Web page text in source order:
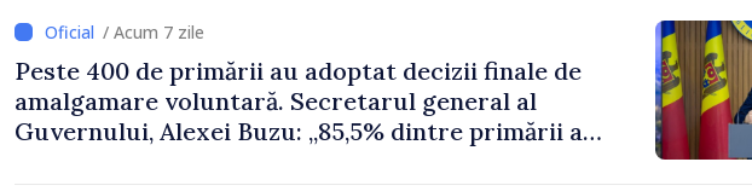
/ Acum 7 zile
Peste 400 de primării au adoptat decizii finale de
amalgamare voluntară. Secretarul general al
Guvernului, Alexei Buzu: „85,5% dintre primării au